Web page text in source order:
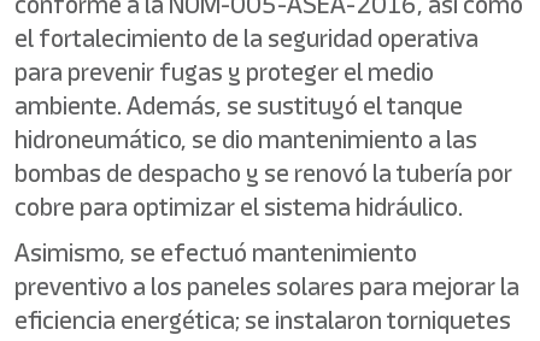
el fortalecimiento de la seguridad operativa
para prevenir fugas y proteger el medio
ambiente. Además, se sustituyó el tanque
hidroneumático, se dio mantenimiento a las
bombas de despacho y se renovó la tubería por
cobre para optimizar el sistema hidráulico.
Asimismo, se efectuó mantenimiento
preventivo a los paneles solares para mejorar la
eficiencia energética; se instalaron torniquetes